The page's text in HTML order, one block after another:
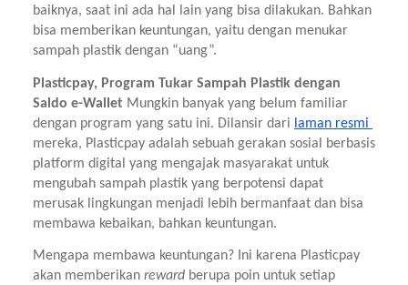
baiknya, saat ini ada hal lain yang bisa dilakukan. Bahkan
bisa memberikan keuntungan, yaitu dengan menukar
sampah plastik dengan “uang”.
Plasticpay, Program Tukar Sampah Plastik dengan
Saldo e-Wallet Mungkin banyak yang belum familiar
dengan program yang satu ini. Dilansir dari
mereka, Plasticpay adalah sebuah gerakan sosial berbasis
platform digital yang mengajak masyarakat untuk
mengubah sampah plastik yang berpotensi dapat
merusak lingkungan menjadi lebih bermanfaat dan bisa
membawa kebaikan, bahkan keuntungan.
Mengapa membawa keuntungan? Ini karena Plasticpay
akan memberikan reward berupa poin untuk setiap